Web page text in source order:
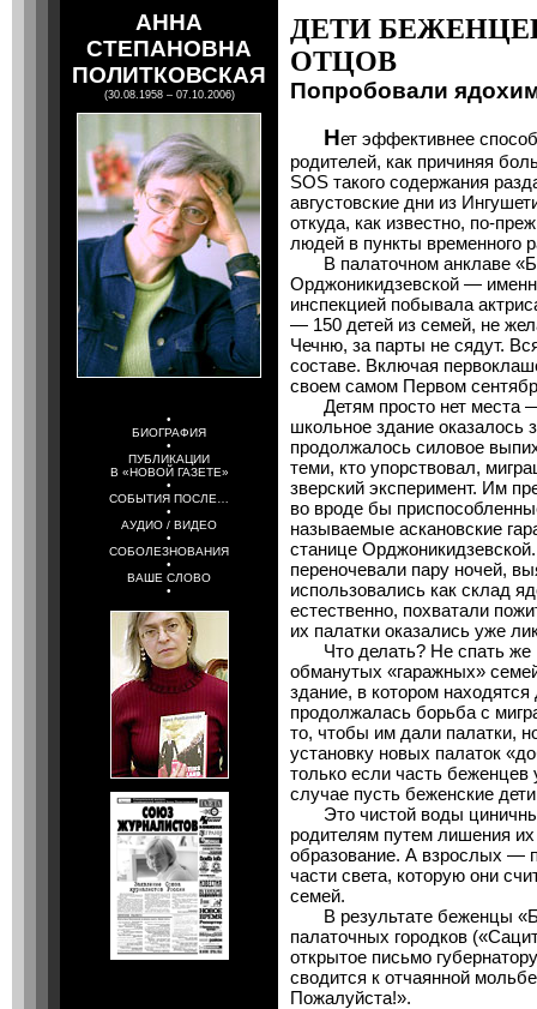
АННА
СТЕПАНОВНА
ПОЛИТКОВСКАЯ
(30.08.1958 – 07.10.2006)
•
БИОГРАФИЯ
•
ПУБЛИКАЦИИ
В «НОВОЙ ГАЗЕТЕ»
•
СОБЫТИЯ ПОСЛЕ…
•
АУДИО / ВИДЕО
•
СОБОЛЕЗНОВАНИЯ
•
ВАШЕ СЛОВО
•
ДЕТИ
ОТЦОВ
Попробовали
Нет эффективнее
родителей, как причиняя
SOS такого содержания
августовские дни из
откуда, как известно, по-
людей в пункты временного
В палаточном анклаве
Орджоникидзевской —
инспекцией побывала
— 150 детей из семей, не
Чечню, за парты не сядут.
составе. Включая
своем самом Первом
Детям просто нет места
школьное здание оказалось
продолжалось силовое
теми, кто упорствовал,
зверский эксперимент. Им
во вроде бы
называемые аскановские
станице
переночевали пару ночей,
использовались как склад
естественно, похватали
их палатки оказались уже
Что делать? Не спать же
обманутых «гаражных»
здание, в котором
продолжалась борьба с
то, чтобы им дали палатки,
установку новых палаток
только если часть
случае пусть беженские
Это чистой воды
родителям путем лишения их
образование. А взрослых —
части света, которую они
семей.
В результате беженцы
палаточных городков
открытое письмо
сводится к отчаянной
Пожалуйста!».